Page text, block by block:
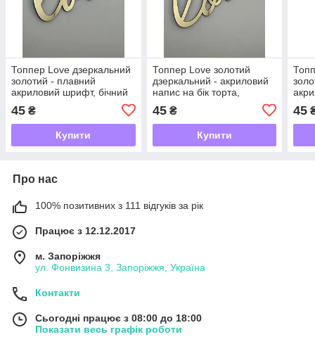
Топпер Love дзеркальний
золотий - плавний
акриловий шрифт, бічний
45 ₴
Купити
Топпер Love золотий
дзеркальний - акриловий
напис на бік торта,
шрифт
45₴
Купити
45
Про нас
100% позитивних з 111 відгуків за рік
Працює з 12.12.2017
м. Запоріжжя
ул. Фонвизина 3, Запоріжжя, Україна
Контакти
Сьогодні працює з 08:00 до 18:00
Показати весь графік роботи